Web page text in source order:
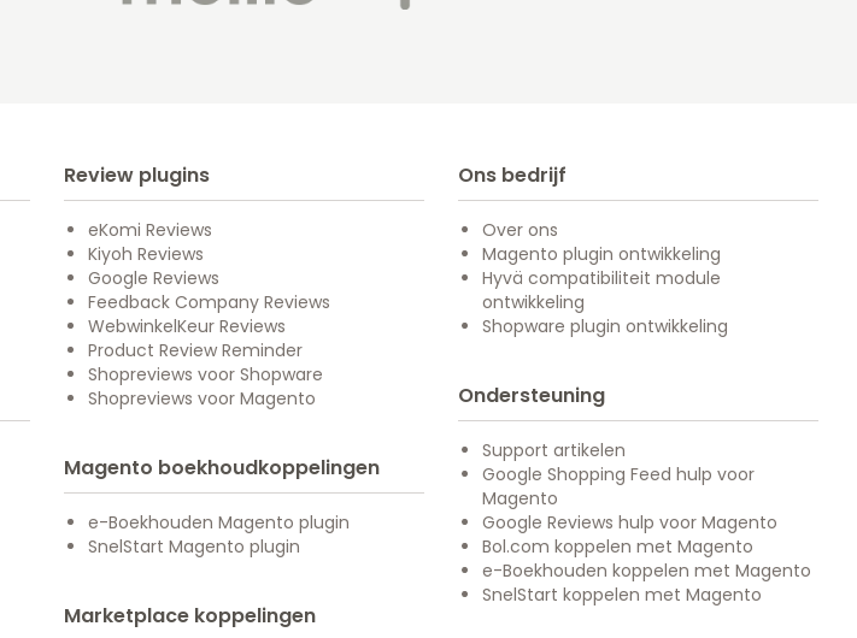
Review plugins
eKomi Reviews
Kiyoh Reviews
Google Reviews
Feedback Company Reviews
WebwinkelKeur Reviews
Product Review Reminder
Shopreviews voor Shopware
Shopreviews voor Magento
Magento boekhoudkoppelingen
e-Boekhouden Magento plugin
SnelStart Magento plugin
Marketplace koppelingen
Ons bedrijf
Over ons
Magento plugin ontwikkeling
Hyvä compatibiliteit module
ontwikkeling
Shopware plugin ontwikkeling
Ondersteuning
Support artikelen
Google Shopping Feed hulp voor
Magento
Google Reviews hulp voor Magento
Bol.com koppelen met Magento
e-Boekhouden koppelen met Magento
SnelStart koppelen met Magento